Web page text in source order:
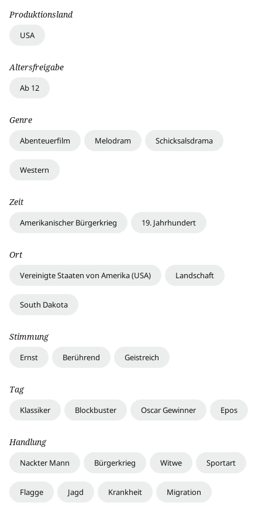
Produktionsland
USA
Altersfreigabe
Ab 12
Genre
Abenteuerfilm Melodram Schicksalsdrama
Western
Zeit
Amerikanischer Bürgerkrieg 19. Jahrhundert
Ort
Vereinigte Staaten von Amerika (USA) Landschaft
South Dakota
Stimmung
Ernst Berührend Geistreich
Tag
Klassiker Blockbuster Oscar Gewinner Epos
Handlung
Nackter Mann Bürgerkrieg Witwe Sportart
Flagge Jagd Krankheit Migration